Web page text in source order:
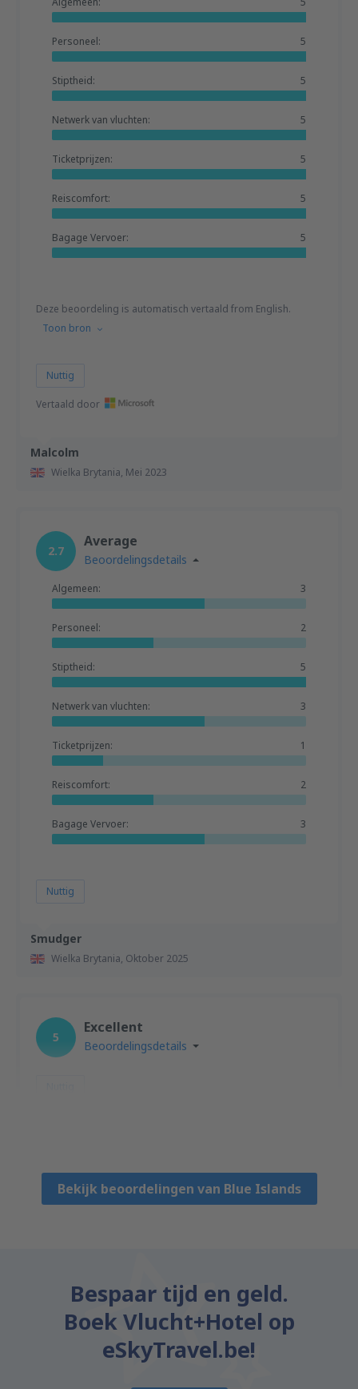
Malcolm
Wielka Brytania, Mei 2023
Personeel: 5
Stiptheid: 5
Netwerk van vluchten: 5
Ticketprijzen: 5
Reiscomfort: 5
Bagage Vervoer: 5
Deze beoordeling is automatisch vertaald from English.
Toon bron
Nuttig
Vertaald door
Smudger
Wielka Brytania, Oktober 2025
2.7
Average
Beoordelingsdetails
Algemeen: 3
Personeel: 2
Stiptheid: 5
Netwerk van vluchten: 3
Ticketprijzen: 1
Reiscomfort: 2
Bagage Vervoer: 3
Nuttig
5
Excellent
Beoordelingsdetails
Bekijk beoordelingen van Blue Islands
Bespaar tijd en geld.
Boek Vlucht+Hotel op
eSkyTravel.be!